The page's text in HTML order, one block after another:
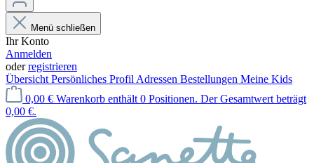
Menü schließen
Ihr Konto
Anmelden
oderregistrieren
Übersicht Persönliches Profil Adressen Bestellungen Meine Kids
0,00 € Warenkorb enthält 0 Positionen. Der Gesamtwert beträgt
0,00 €.